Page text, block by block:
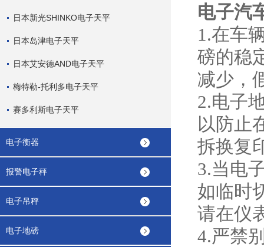
日本新光SHINKO电子天平
日本岛津电子天平
日本艾安德AND电子天平
梅特勒-托利多电子天平
赛多利斯电子天平
电子衡器
报警电子秤
电子吊秤
电子地磅
电子汽
1.在车
磅的稳
减少，
2.电子
以防止
拆换复
3.当电
如临时
请在仪
4.严禁